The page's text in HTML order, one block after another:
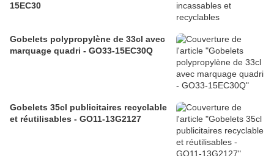
15EC30
Gobelets polypropylène de 33cl avec
marquage quadri - GO33-15EC30Q
Gobelets 35cl publicitaires recyclable
et réutilisables - GO11-13G2127